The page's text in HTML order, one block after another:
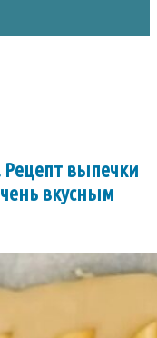
выпечки
вкусным